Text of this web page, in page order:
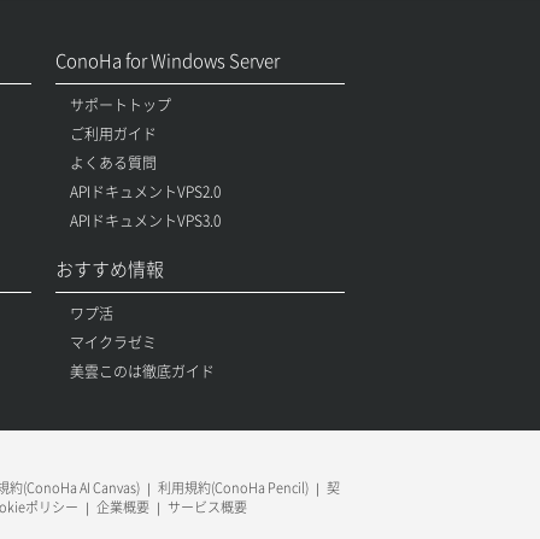
ConoHa for Windows Server
サポートトップ
ご利用ガイド
よくある質問
APIドキュメントVPS2.0
APIドキュメントVPS3.0
おすすめ情報
ワプ活
マイクラゼミ
美雲このは徹底ガイド
約(ConoHa AI Canvas) 利用規約(ConoHa Pencil)
契
ポリシー 企業概要 サービス概要